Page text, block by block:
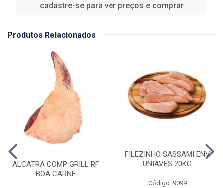
cadastre-se para ver preços e comprar
Produtos Relacionados
ALCATRA COMP GRILL RF
BOA CARNE
FILEZINHO SASSAMI ENV
UNIAVES 20KG
Código: 9099